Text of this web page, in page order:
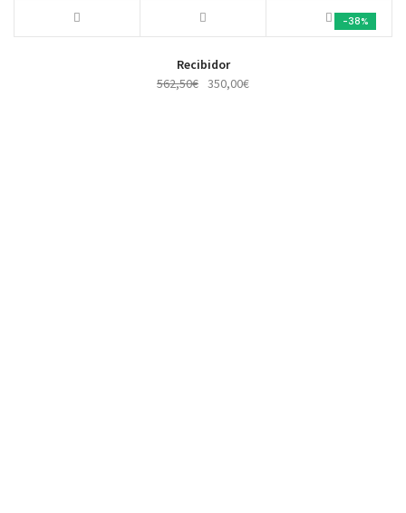
-38%
Recibidor
562,50€ 350,00€